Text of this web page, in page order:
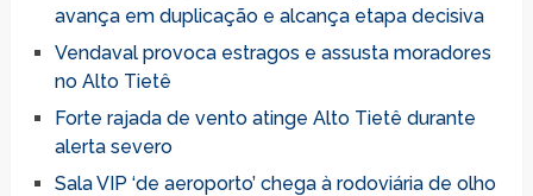
avança em duplicação e alcança etapa decisiva
Vendaval provoca estragos e assusta moradores
no Alto Tietê
Forte rajada de vento atinge Alto Tietê durante
alerta severo
Sala VIP ‘de aeroporto’ chega à rodoviária de olho